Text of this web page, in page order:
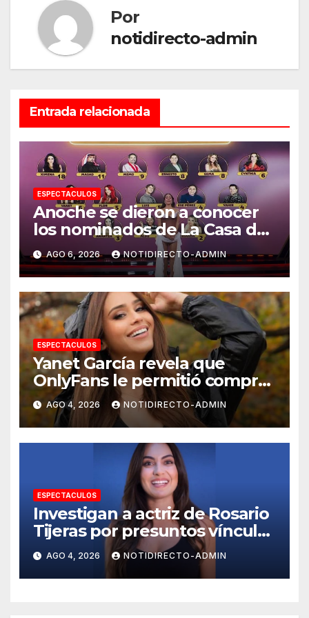
Por
notidirecto-admin
Entrada relacionada
ESPECTACULOS
Anoche se dieron a conocer
los nominados de La Casa de
los Famosos México 2026 en
la segunda semana
AGO 6, 2026 NOTIDIRECTO-ADMIN
ESPECTACULOS
Yanet García revela que
OnlyFans le permitió comprar
un departamento en
Manhattan
AGO 4, 2026 NOTIDIRECTO-ADMIN
ESPECTACULOS
Investigan a actriz de Rosario
Tijeras por presuntos vínculos
con red de huachicol fiscal
AGO 4, 2026 NOTIDIRECTO-ADMIN